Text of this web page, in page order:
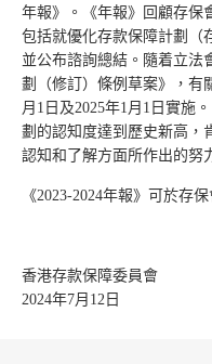
年報》。《年報》回顧存保
包括就優化存款保障計劃（
並公布諮詢總結。隨着立法
劃（修訂）條例草案》，有
月1日及2025年1月1日實施
劃的認知度達到歷史新高，
認知和了解方面所作出的努
《2023-2024年報》可於存
香港存款保障委員會
2024年7月12日